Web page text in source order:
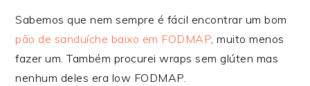
Sabemos que nem sempre é fácil encontrar um bom
pão de sanduíche baixo em FODMAP, muito menos
fazer um. Também procurei wraps sem glúten mas
nenhum deles era low FODMAP.